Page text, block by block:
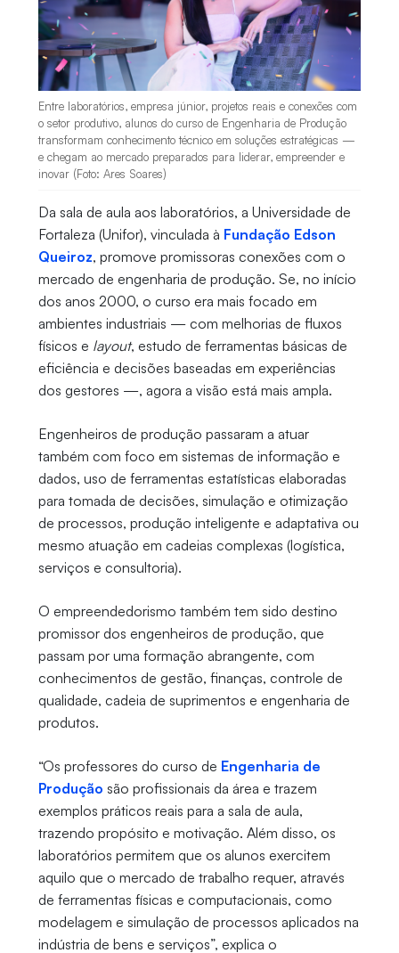
Entre laboratórios, empresa júnior, projetos reais e conexões com
o setor produtivo, alunos do curso de Engenharia de Produção
transformam conhecimento técnico em soluções estratégicas —
e chegam ao mercado preparados para liderar, empreender e
inovar (Foto: Ares Soares)
Da sala de aula aos laboratórios, a Universidade de
Fortaleza (Unifor), vinculada à Fundação Edson
Queiroz, promove promissoras conexões com o
mercado de engenharia de produção. Se, no início
dos anos 2000, o curso era mais focado em
ambientes industriais — com melhorias de fluxos
físicos e layout, estudo de ferramentas básicas de
eficiência e decisões baseadas em experiências
dos gestores —, agora a visão está mais ampla.
Engenheiros de produção passaram a atuar
também com foco em sistemas de informação e
dados, uso de ferramentas estatísticas elaboradas
para tomada de decisões, simulação e otimização
de processos, produção inteligente e adaptativa ou
mesmo atuação em cadeias complexas (logística,
serviços e consultoria).
O empreendedorismo também tem sido destino
promissor dos engenheiros de produção, que
passam por uma formação abrangente, com
conhecimentos de gestão, finanças, controle de
qualidade, cadeia de suprimentos e engenharia de
produtos.
“Os professores do curso de Engenharia de
Produção são profissionais da área e trazem
exemplos práticos reais para a sala de aula,
trazendo propósito e motivação. Além disso, os
laboratórios permitem que os alunos exercitem
aquilo que o mercado de trabalho requer, através
de ferramentas físicas e computacionais, como
modelagem e simulação de processos aplicados na
indústria de bens e serviços”, explica o